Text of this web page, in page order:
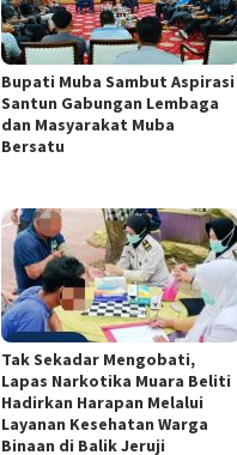
Bupati Muba Sambut Aspirasi
Santun Gabungan Lembaga
dan Masyarakat Muba
Bersatu
Tak Sekadar Mengobati,
Lapas Narkotika Muara Beliti
Hadirkan Harapan Melalui
Layanan Kesehatan Warga
Binaan di Balik Jeruji